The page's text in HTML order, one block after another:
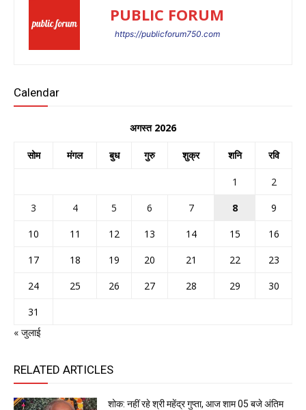
PUBLIC FORUM
https://publicforum750.com
Calendar
अगस्त 2026
सोम मंगल बुध गुरु शुक्र शनि रवि
1
2
3
4 5 6 7 8
9
10
11 12 13 14 15
16
17
18 19 20 21 22
23
24
25 26 27 28 29
30
31
« जुलाई
RELATED ARTICLES
शोक: नहीं रहे श्री महेंद्र गुप्ता, आज शाम 05 बजे अंतिम